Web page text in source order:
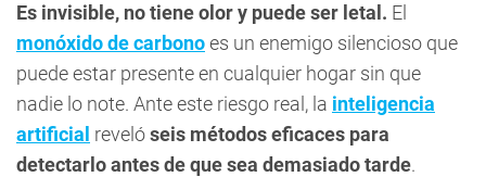
Es invisible, no tiene olor y puede ser letal. El
monóxido de carbonoes un enemigo silencioso que
puede estar presente en cualquier hogar sin que
nadie lo note. Ante este riesgo real, la inteligencia
artificial revelóseis métodos eficaces para
detectarlo antes de que sea demasiado tarde.